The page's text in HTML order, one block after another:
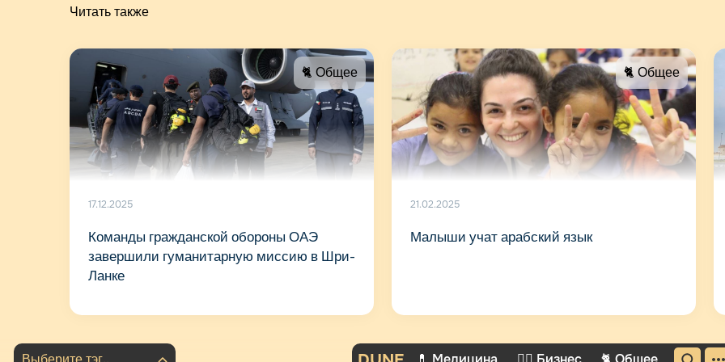
Читать также
🐈 Общее
17.12.2025
Команды гражданской обороны ОАЭ
завершили гуманитарную миссию в Шри-
Ланке
🐈 Общее
21.02.2025
Малыши учат арабский язык